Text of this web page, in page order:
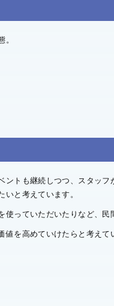
。
トも継続しつつ、スタッフ
と考えています。
っていただいたりなど、民
を高めていけたらと考えて